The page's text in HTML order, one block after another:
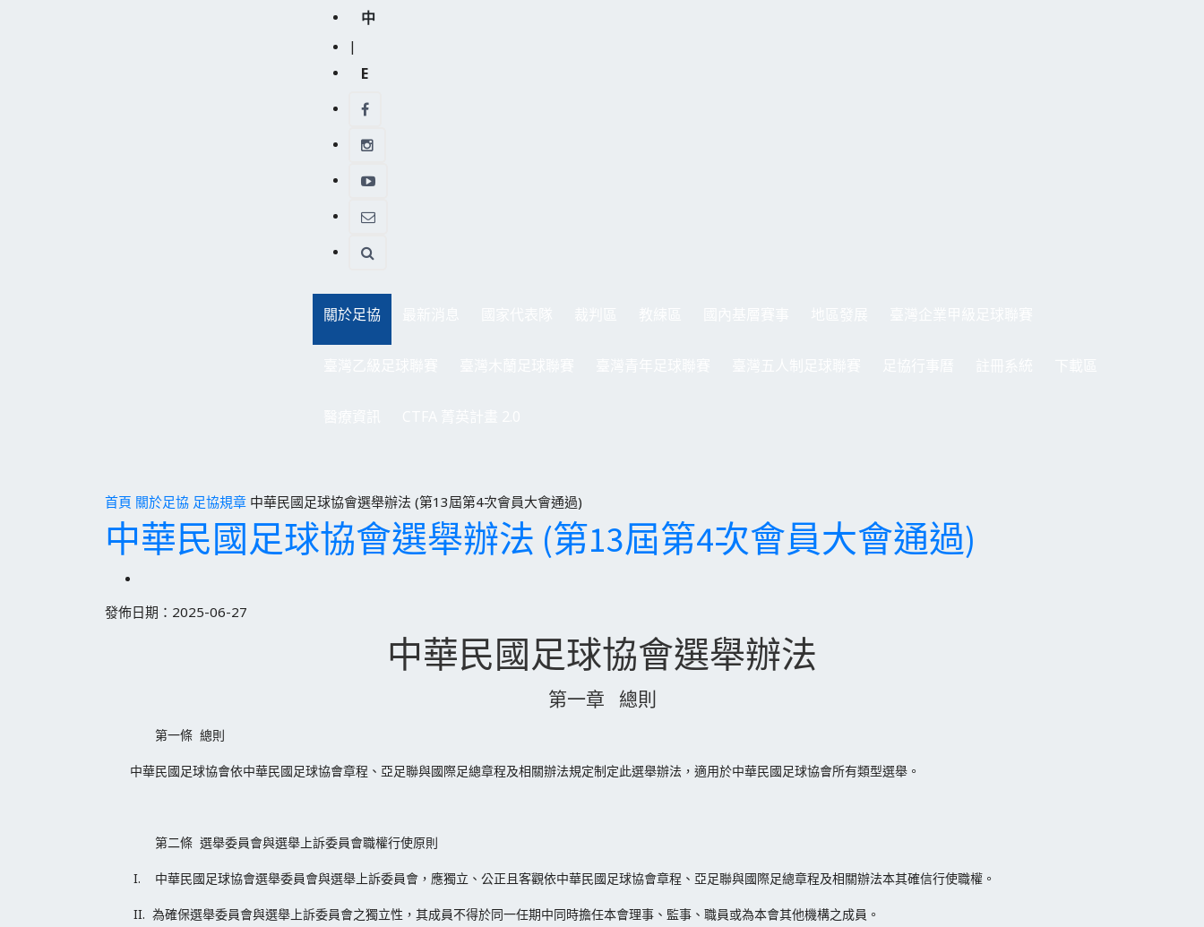
中
|
E
關於足協
首頁 關於足協 足協規章 中華民國足球協會選舉辦法 (第13屆第4次會員大會通過)
中華民國足球協會選舉辦法 (第13屆第4次會員大會通過)
發佈日期：2025-06-27
中華民國足球協會選舉辦法
第一章 總則
第一條 總則
中華民國足球協會依中華民國足球協會章程、亞足聯與國際足總章程及相關辦法規定制定此選舉辦法，適用於中華民國足球協會所有類型選舉。
第二條 選舉委員會與選舉上訴委員會職權行使原則
I. 中華民國足球協會選舉委員會與選舉上訴委員會，應獨立、公正且客觀依中華民國足球協會章程、亞足聯與國際足總章程及相關辦法本其確信行使職權。
II. 為確保選舉委員會與選舉上訴委員會之獨立性，其成員不得於同一任期中同時擔任本會理事、監事、職員或為本會其他機構之成員。